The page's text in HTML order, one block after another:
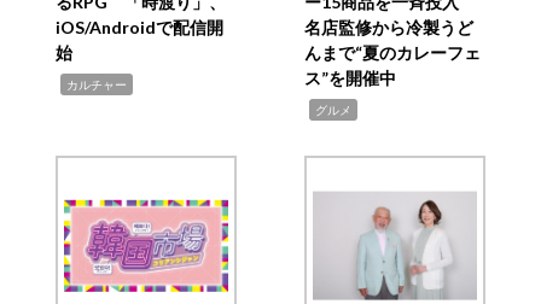
iOS/Androidで配信開
始
カルチャー
名店監修から冷製うど
んまで“夏のカレーフェ
ス”を開催中
グルメ